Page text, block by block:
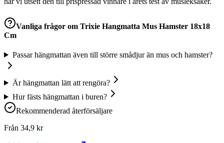
Vanliga frågor om Trixie Hangmatta Mus Hamster 18x18
Cm
Passar hängmattan även till större smådjur än mus och hamster?
Är hängmattan lätt att rengöra?
Hur fästs hängmattan i buren?
Rekommenderad återförsäljare
Från 34,9 kr